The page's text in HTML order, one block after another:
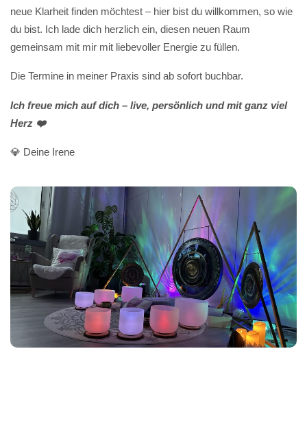
neue Klarheit finden möchtest – hier bist du willkommen, so wie
du bist. Ich lade dich herzlich ein, diesen neuen Raum
gemeinsam mit mir mit liebevoller Energie zu füllen.
Die Termine in meiner Praxis sind ab sofort buchbar.
Ich freue mich auf dich – live, persönlich und mit ganz viel
Herz ❤️
💎 Deine Irene